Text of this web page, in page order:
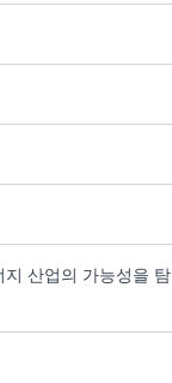
산업의 가능성을 탐